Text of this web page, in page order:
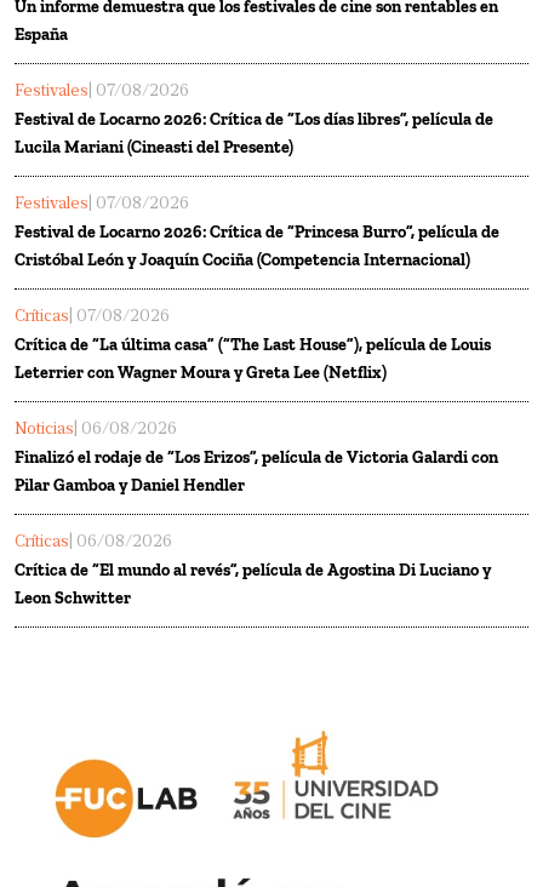
Un informe demuestra que los festivales de cine son rentables en
España
Festivales | 07/08/2026
Festival de Locarno 2026: Crítica de “Los días libres”, película de
Lucila Mariani (Cineasti del Presente)
Festivales | 07/08/2026
Festival de Locarno 2026: Crítica de “Princesa Burro”, película de
Cristóbal León y Joaquín Cociña (Competencia Internacional)
Críticas | 07/08/2026
Crítica de “La última casa” (“The Last House”), película de Louis
Leterrier con Wagner Moura y Greta Lee (Netflix)
Noticias | 06/08/2026
Finalizó el rodaje de “Los Erizos”, película de Victoria Galardi con
Pilar Gamboa y Daniel Hendler
Críticas | 06/08/2026
Crítica de “El mundo al revés”, película de Agostina Di Luciano y
Leon Schwitter